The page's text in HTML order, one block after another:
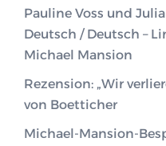
Pauline Voss und
Deutsch / Deutsch –
Michael Mansion
Rezension: „Wir
von Boetticher
Michael-Mansion-